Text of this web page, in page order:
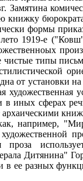
Замятина
книжку
формы
1919-е
типы
от установки
в иных сферах
например,
проза
Дитянина"
в ее разных